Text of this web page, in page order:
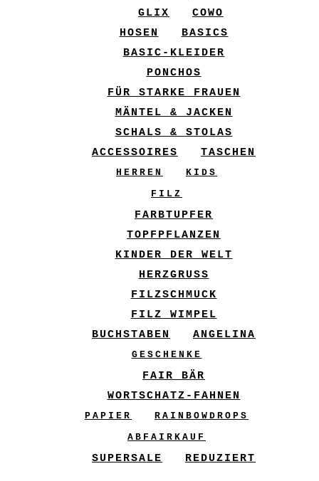
GLIX
COWO
HOSEN
BASICS
BASIC-KLEIDER
PONCHOS
FÜR STARKE FRAUEN
MÄNTEL & JACKEN
SCHALS & STOLAS
ACCESSOIRES
TASCHEN
HERREN
KIDS
FILZ
FARBTUPFER
TOPFPFLANZEN
KINDER DER WELT
HERZGRUSS
FILZSCHMUCK
FILZ WIMPEL
BUCHSTABEN
ANGELINA
GESCHENKE
FAIR BÄR
WORTSCHATZ-FAHNEN
PAPIER
RAINBOWDROPS
ABFAIRKAUF
SUPERSALE REDUZIERT